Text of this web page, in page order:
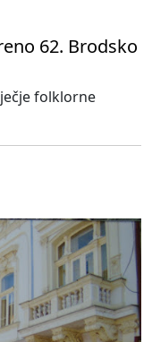
62. Brodsko
folklorne